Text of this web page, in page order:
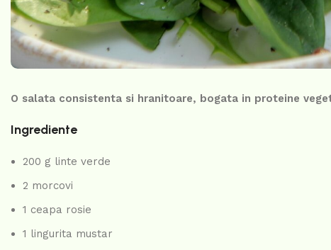
O salata consistenta si hranitoare, bogata in proteine
Ingrediente
200 g linte verde
2 morcovi
1 ceapa rosie
1 lingurita mustar